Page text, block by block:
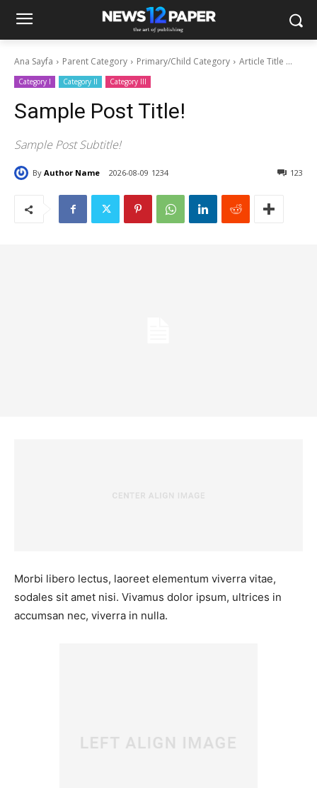
Ana Sayfa Parent Category Primary/Child Category Article Title ...
Category I Category II Category III
Sample Post Title!
Sample Post Subtitle!
By Author Name 2026-08-09 123
1234
Morbi libero lectus, laoreet elementum viverra vitae,
sodales sit amet nisi. Vivamus dolor ipsum, ultrices in
accumsan nec, viverra in nulla.